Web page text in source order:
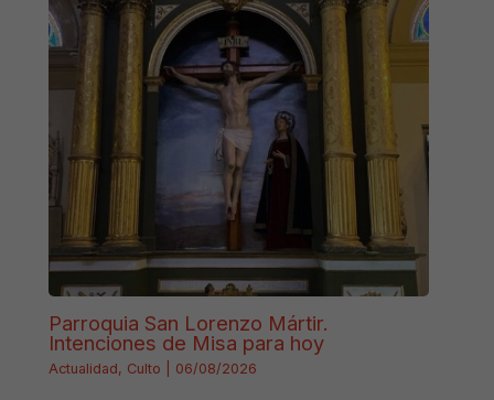
Parroquia San Lorenzo Mártir.
Intenciones de Misa para hoy
Actualidad, Culto 06/08/2026